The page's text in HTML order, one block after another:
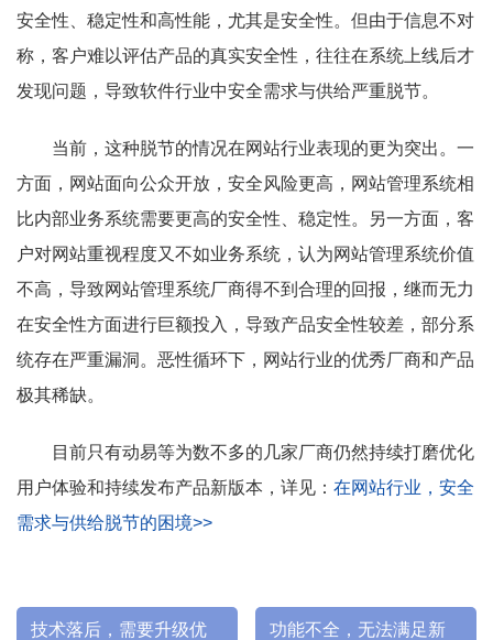
安全性、稳定性和高性能，尤其是安全性。但由于信息不对
称，客户难以评估产品的真实安全性，往往在系统上线后才
发现问题，导致软件行业中安全需求与供给严重脱节。
当前，这种脱节的情况在网站行业表现的更为突出。一
方面，网站面向公众开放，安全风险更高，网站管理系统相
比内部业务系统需要更高的安全性、稳定性。另一方面，客
户对网站重视程度又不如业务系统，认为网站管理系统价值
不高，导致网站管理系统厂商得不到合理的回报，继而无力
在安全性方面进行巨额投入，导致产品安全性较差，部分系
统存在严重漏洞。恶性循环下，网站行业的优秀厂商和产品
极其稀缺。
目前只有动易等为数不多的几家厂商仍然持续打磨优化
用户体验和持续发布产品新版本，详见： 在网站行业，安全
需求与供给脱节的困境>>
技术落后，需要升级优
功能不全，无法满足新